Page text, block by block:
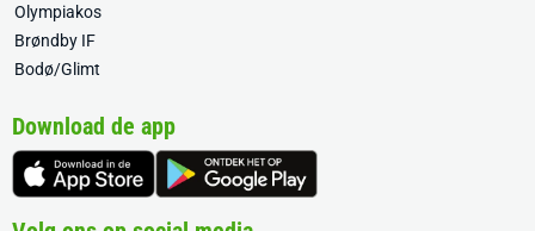
Olympiakos
Brøndby IF
Bodø/Glimt
Download de app